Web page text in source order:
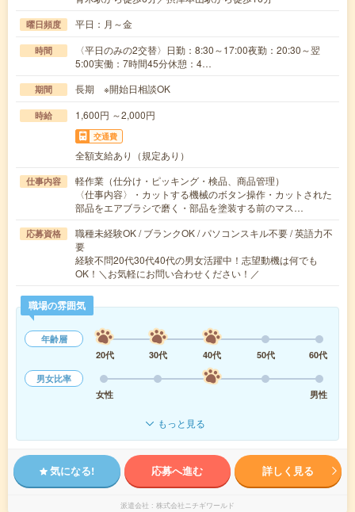
曜日頻度 平日：月～金
時間
〈平日のみの2交替〉日勤：8:30～17:00夜勤：20:30～翌
5:00実働：7時間45分休憩：4…
期間 長期 ※開始日相談OK
時給 1,600円 ～2,000円
交通費
全額支給あり（規定あり）
仕事内容
軽作業（仕分け・ピッキング・検品、商品管理）
〈仕事内容〉・カットする機械のボタン操作・カットされた
部品をエアブラシで磨く・部品を塗装する前のマス…
応募資格
職種未経験OK / ブランクOK / パソコンスキル不要 / 英語力不
要
経験不問20代30代40代の男女活躍中！志望動機は何でも
OK！＼お気軽にお問い合わせください！／
職場の雰囲気
年齢層
20代
30代 40代 50代
60代
男女比率
女性
男性
もっと見る
気になる! 応募へ進む 詳しく見る
派遣会社 株式会社ニチギワールド